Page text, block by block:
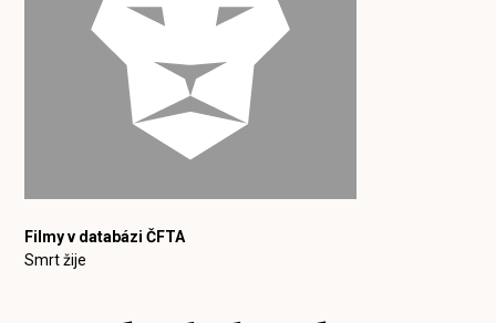
Filmy v databázi ČFTA
Smrt žije